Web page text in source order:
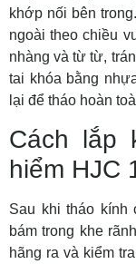
khớp nối bên
ngoài theo chiều
nhàng và từ từ,
tai khóa bằng
lại để tháo hoàn
Cách lắp
hiểm HJC
Sau khi tháo kính
bám trong khe
hãng ra và kiểm